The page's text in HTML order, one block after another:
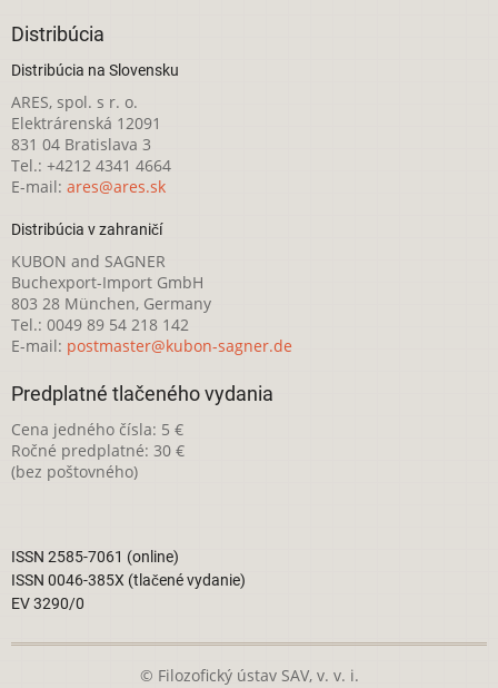
Distribúcia
Distribúcia na Slovensku
ARES, spol. s r. o.
Elektrárenská 12091
831 04 Bratislava 3
Tel.: +4212 4341 4664
E-mail: ares@ares.sk
Distribúcia v zahraničí
KUBON and SAGNER
Buchexport-Import GmbH
803 28 München, Germany
Tel.: 0049 89 54 218 142
E-mail: postmaster@kubon-sagner.de
Predplatné tlačeného vydania
Cena jedného čísla: 5 €
Ročné predplatné: 30 €
(bez poštovného)
ISSN 2585-7061 (online)
ISSN 0046-385X (tlačené vydanie)
EV 3290/0
© Filozofický ústav SAV, v. v. i.